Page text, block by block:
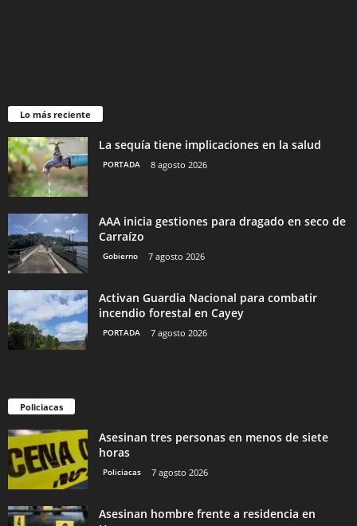
Lo más reciente
La sequía tiene implicaciones en la salud
PORTADA 8 agosto 2026
AAA inicia gestiones para dragado en seco de
Carraízo
Gobierno 7 agosto 2026
Activan Guardia Nacional para combatir
incendio forestal en Cayey
PORTADA 7 agosto 2026
Policiacas
Asesinan tres personas en menos de siete
horas
Policiacas 7 agosto 2026
Asesinan hombre frente a residencia en